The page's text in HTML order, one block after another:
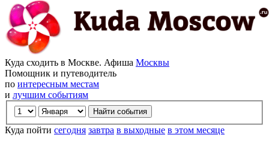
Куда сходить в Москве. Афиша Москвы
Помощник и путеводитель
по интересным местам
и лучшим событиям
Куда пойти сегодня завтра в выходные в этом месяце